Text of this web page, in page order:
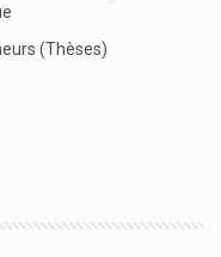
(Thèses)